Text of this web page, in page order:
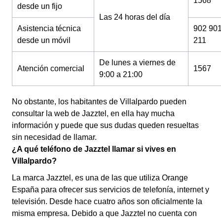
desde un fijo
Las 24 horas del día
Asistencia técnica
desde un móvil
902
211
Atención comercial
De lunes a viernes de
9:00 a 21:00
1567
No obstante, los habitantes de Villalpardo pueden
consultar la web de Jazztel, en ella hay mucha
información y puede que sus dudas queden resueltas
sin necesidad de llamar.
¿A qué teléfono de Jazztel llamar si vives en
Villalpardo?
La marca Jazztel, es una de las que utiliza Orange
España para ofrecer sus servicios de telefonía, internet y
televisión. Desde hace cuatro años son oficialmente la
misma empresa. Debido a que Jazztel no cuenta con